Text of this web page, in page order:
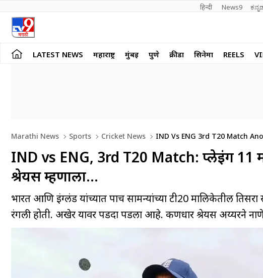
हिन्दी News9
LATEST NEWS महाराष्ट्र मुंबई पुणे क्रीडा सिनेमा REELS
Marathi News Sports Cricket News
IND Vs ENG 3rd T20 Match
IND vs ENG, 3rd T20 Match: प्लेइंग 11
श्रेयस म्हणाला…
भारत आणि इंग्लंड यांच्यात पाच सामन्यांच्या टी20 मालिकेतील
रंगली होती. अखेर यावर पडदा पडला आहे. कर्णधार श्रेयस अय्यरने